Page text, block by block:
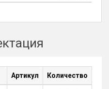
Артикул Количество